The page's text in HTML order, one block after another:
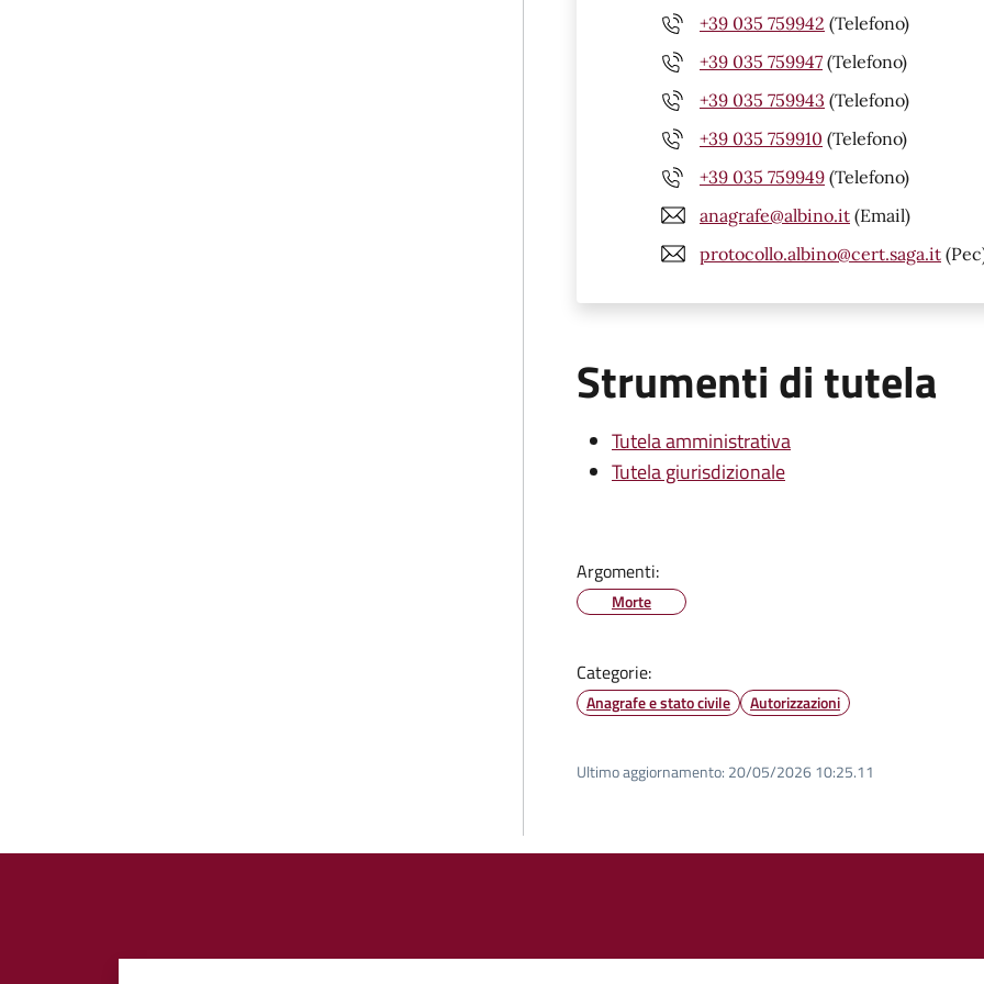
+39 035 759942 (Telefono)
+39 035 759947 (Telefono)
+39 035 759943 (Telefono)
+39 035 759910 (Telefono)
+39 035 759949 (Telefono)
anagrafe@albino.it (Email)
protocollo.albino@cert.saga.it
Strumenti di tutela
Tutela amministrativa
Tutela giurisdizionale
Argomenti:
Morte
Categorie:
Anagrafe e stato civile Autorizzazioni
Ultimo aggiornamento: 20/05/2026 10:25.11